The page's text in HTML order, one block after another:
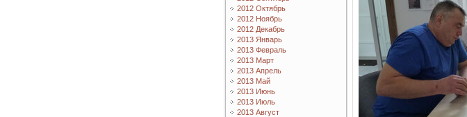
2012 Октябрь
2012 Ноябрь
2012 Декабрь
2013 Январь
2013 Февраль
2013 Март
2013 Апрель
2013 Май
2013 Июнь
2013 Июль
2013 Август